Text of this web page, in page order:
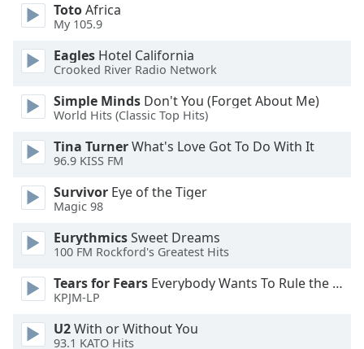
Background
Color
Opacity
Area
Background
Font
TotoAfrica
My 105.9
Eagles Hotel California
Crooked River Radio Network
Simple Minds Don't You (Forget About Me)
World Hits (Classic Top Hits)
Tina TurnerWhat's Love Got To Do With It
96.9 KISS FM
Survivor Eye of the Tiger
Magic 98
EurythmicsSweet Dreams
100 FM Rockford's Greatest Hits
Tears for Fears Everybody Wants To Rule the World
KPJM-LP
U2With or Without You
93.1 KATO Hits